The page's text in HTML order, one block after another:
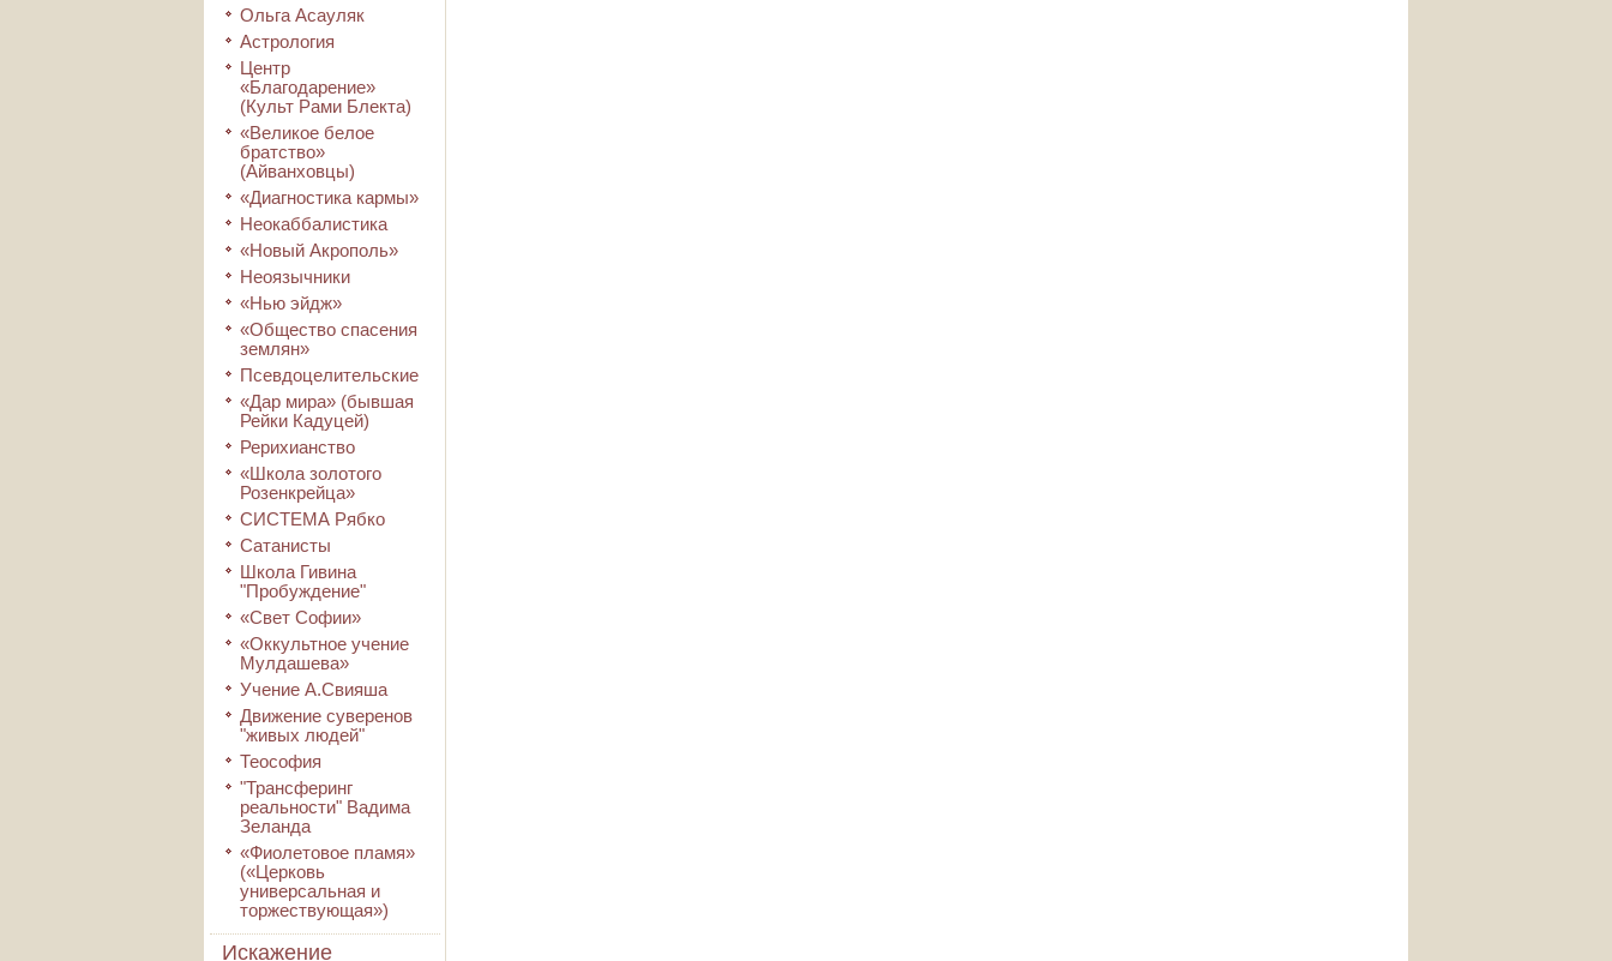
Ольга Асауляк
Астрология
Центр
«Благодарение»
(Культ Рами Блекта)
«Великое белое
братство»
(Айванховцы)
«Диагностика кармы»
Неокаббалистика
«Новый Акрополь»
Неоязычники
«Нью эйдж»
«Общество спасения
землян»
Псевдоцелительские
«Дар мира» (бывшая
Рейки Кадуцей)
Рерихианство
«Школа золотого
Розенкрейца»
СИСТЕМА Рябко
Сатанисты
Школа Гивина
"Пробуждение"
«Свет Софии»
«Оккультное учение
Мулдашева»
Учение А.Свияша
Движение суверенов
"живых людей"
Теософия
"Трансферинг
реальности" Вадима
Зеланда
«Фиолетовое пламя»
(«Церковь
универсальная и
торжествующая»)
Искажение